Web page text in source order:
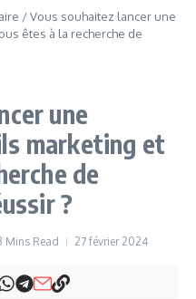
/Vous souhaitez lancer une
êtes à la recherche de
une
marketing et
de
?
Mins Read 27 février 2024